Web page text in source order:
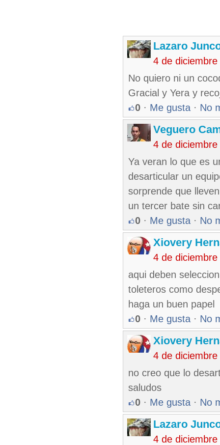
Lazaro
4 de
No quiero ni un
Gracial y Yera y
0 · Me gusta · No
Veguero
4 de
Ya veran lo que es
desarticular un
sorprende que
un tercer bate sin
0 · Me gusta · No
Xiovery
4 de
aqui deben
toleteros como
haga un buen papel
0 · Me gusta · No
Xiovery
4 de
no creo que lo
saludos
0 · Me gusta · No
Lazaro
4 de